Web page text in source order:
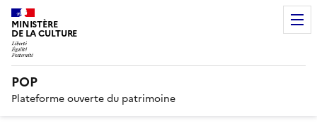
MINISTÈRE
DE LA CULTURE
POP
Plateforme ouverte du patrimoine